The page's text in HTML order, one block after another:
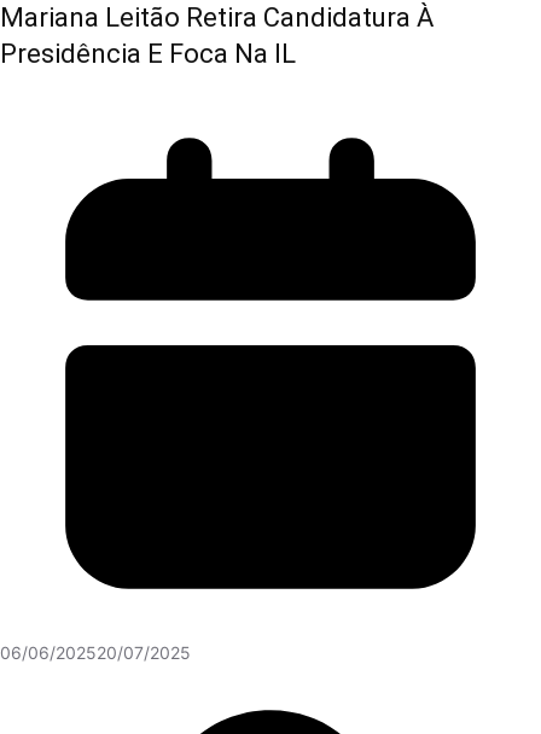
Mariana Leitão Retira Candidatura À
Presidência E Foca Na IL
06/06/202520/07/2025